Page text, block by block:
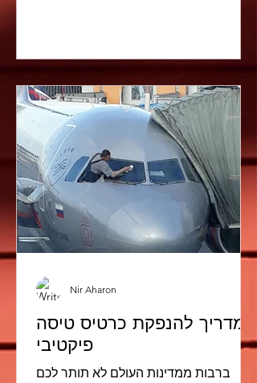
המדריך להנפקת כרטיס טיסה
פיקטיבי
ברבות ממדינות העולם לא תותר לכם
Nir Aharon